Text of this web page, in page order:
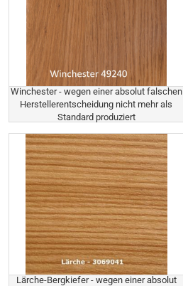
Winchester - wegen einer absolut falschen
Herstellerentscheidung nicht mehr als
Standard produziert
Lärche-Bergkiefer - wegen einer absolut